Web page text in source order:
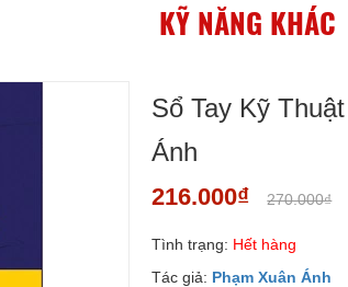
KỸ NĂNG KHÁC
Sổ Tay Kỹ
Ánh
216.000₫ 270.000₫
Tình trạng: Hết hàng
Tác giả: Phạm Xuân Ánh